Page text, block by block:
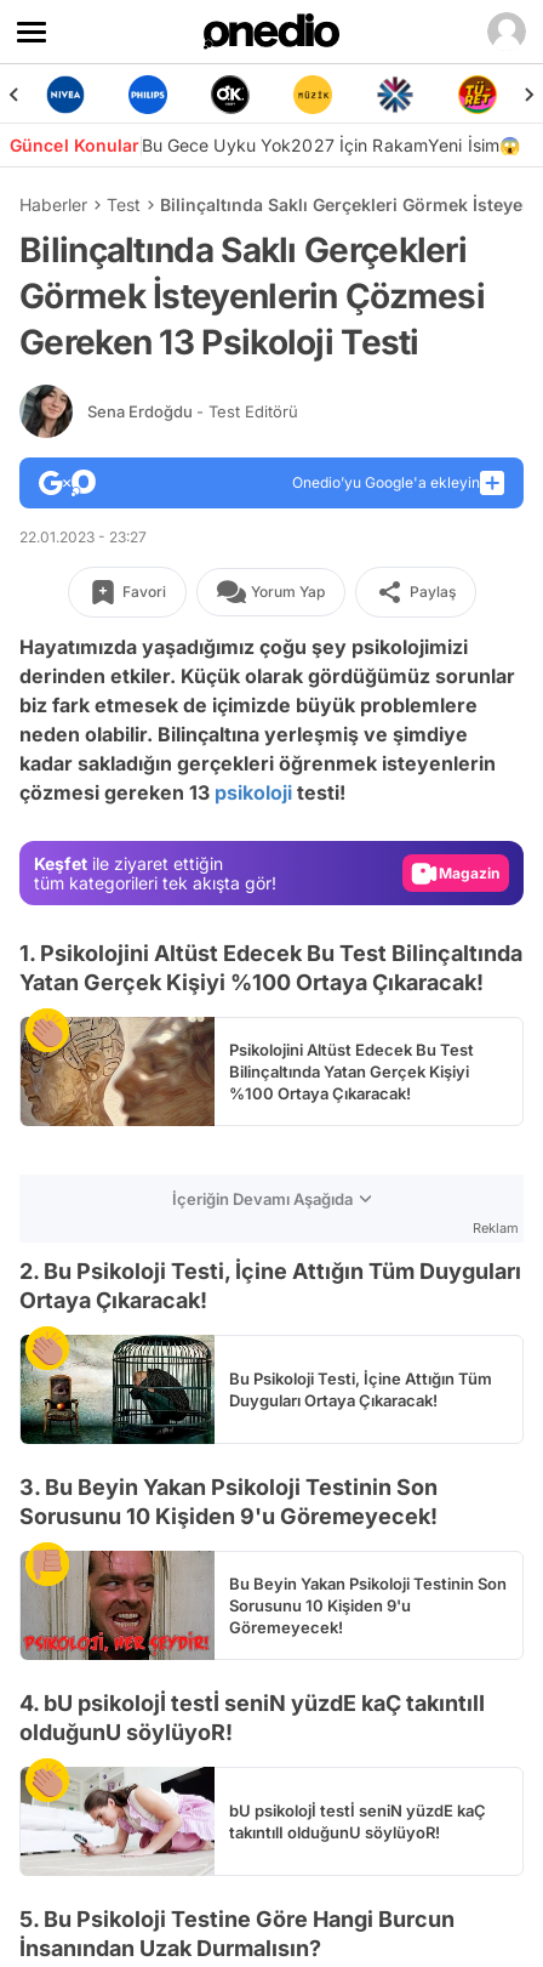
Güncel KonularBu Gece Uyku Yok2027 İçin RakamYeni İsim😱
Haberler Test Bilinçaltında Saklı Gerçekleri Görmek
Bilinçaltında Saklı Gerçekleri
Görmek İsteyenlerin Çözmesi
Gereken 13 Psikoloji Testi
Sena Erdoğdu - Test Editörü
Onedio’yu Google'a ekleyin
22.01.2023 - 23:27
Favori Yorum Yap Paylaş
Hayatımızda yaşadığımız çoğu şey psikolojimizi
derinden etkiler. Küçük olarak gördüğümüz sorunlar
biz fark etmesek de içimizde büyük problemlere
neden olabilir. Bilinçaltına yerleşmiş ve şimdiye
kadar sakladığın gerçekleri öğrenmek isteyenlerin
çözmesi gereken 13 psikoloji testi!
Keşfet ile ziyaret ettiğin
tüm kategorileri tek akışta gör!
Video
Magazin
Test
1. Psikolojini Altüst Edecek Bu Test Bilinçaltında
Yatan Gerçek Kişiyi %100 Ortaya Çıkaracak!
Psikolojini Altüst Edecek Bu Test
Bilinçaltında Yatan Gerçek Kişiyi
%100 Ortaya Çıkaracak!
İçeriğin Devamı Aşağıda
Reklam
2. Bu Psikoloji Testi, İçine Attığın Tüm Duyguları
Ortaya Çıkaracak!
Bu Psikoloji Testi, İçine Attığın Tüm
Duyguları Ortaya Çıkaracak!
3. Bu Beyin Yakan Psikoloji Testinin Son
Sorusunu 10 Kişiden 9'u Göremeyecek!
Bu Beyin Yakan Psikoloji Testinin Son
Sorusunu 10 Kişiden 9'u
Göremeyecek!
4. bU psikolojİ testİ seniN yüzdE kaÇ takıntılI
olduğunU söylüyoR!
bU psikolojİ testİ seniN yüzdE kaÇ
takıntılI olduğunU söylüyoR!
5. Bu Psikoloji Testine Göre Hangi Burcun
İnsanından Uzak Durmalısın?